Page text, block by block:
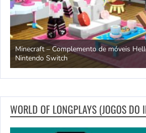
Minecraft – Complemento de móveis
Nintendo Switch
WORLD OF LONGPLAYS (JOGOS